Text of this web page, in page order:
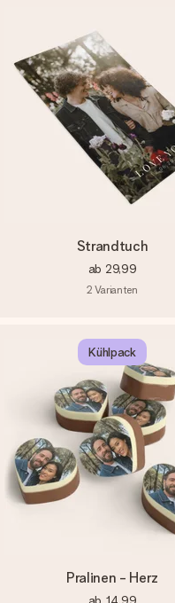
Strandtuch
ab 29,99
2 Varianten
Kühlpack
Pralinen - Herz